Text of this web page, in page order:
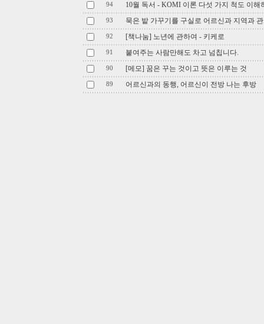
94 10월 독서 - KOMI 이론 다섯 가지 척도 이해
93 묵은 밭 가꾸기를 구실로 어르신과 지역과
92 [책나눔] 노년에 관하여 - 키케로
91 붙여주는 사람만해도 차고 넘칩니다.
90 [메모] 꿈은 꾸는 것이고 뜻은 이루는 것
89 어르신과의 동행, 어르신이 전방 나는 후방